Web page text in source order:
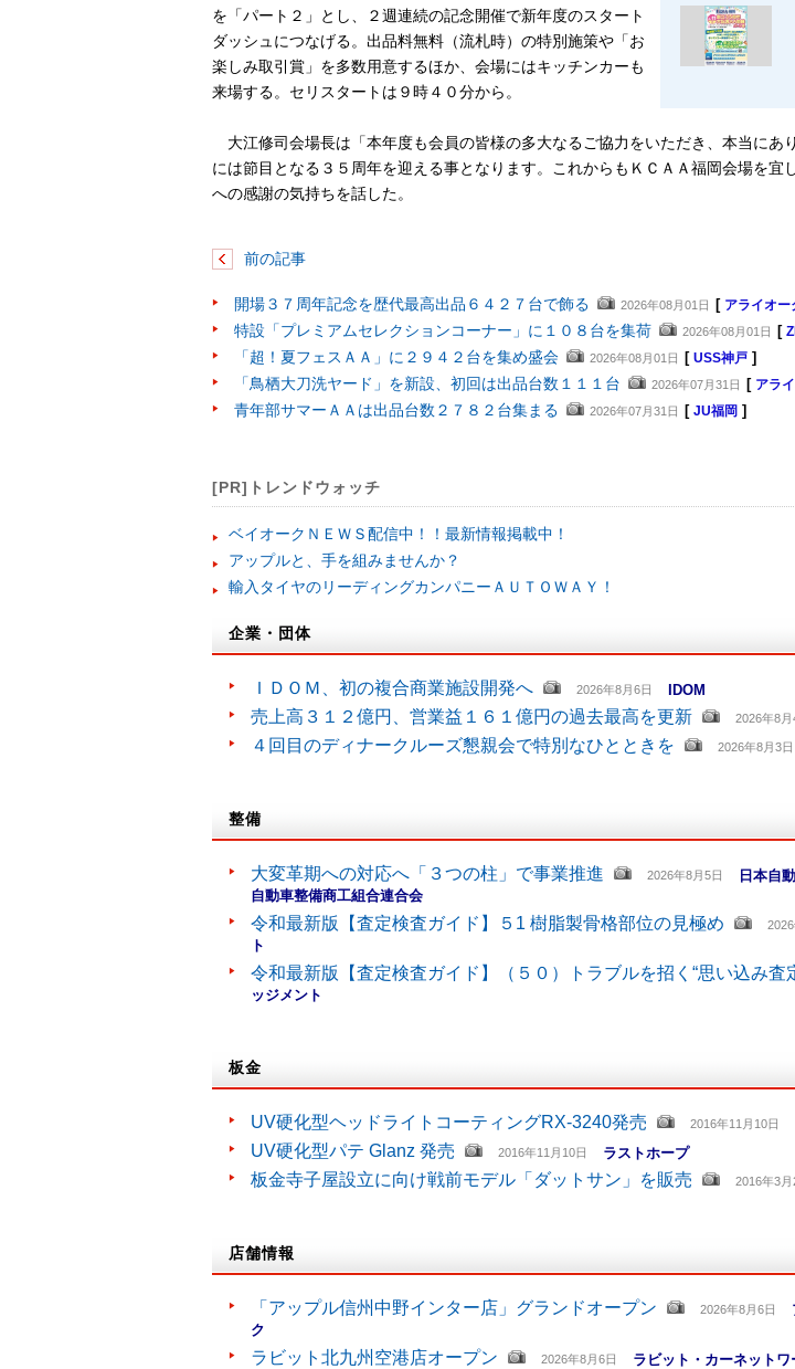
を「パート２」とし、２週連続の記念開催で新年度のスタート
ダッシュにつなげる。出品料無料（流札時）の特別施策や「お
楽しみ取引賞」を多数用意するほか、会場にはキッチンカーも
来場する。セリスタートは９時４０分から。
大江修司会場長は「本年度も会員の皆様の多大なるご協力をいただき、本当にあ
には節目となる３５周年を迎える事となります。これからもＫＣＡＡ福岡会場を宜
への感謝の気持ちを話した。
前の記事
開場３７周年記念を歴代最高出品６４２７台で飾る 2026年08月01日 [ アライオー
特設「プレミアムセレクションコーナー」に１０８台を集荷 2026年08月01日 [
「超！夏フェスＡＡ」に２９４２台を集め盛会 2026年08月01日 [ USS神戸 ]
「鳥栖大刀洗ヤード」を新設、初回は出品台数１１１台 2026年07月31日 [ アラ
青年部サマーＡＡは出品台数２７８２台集まる 2026年07月31日 [ JU福岡 ]
[PR]トレンドウォッチ
ベイオークＮＥＷＳ配信中！！最新情報掲載中！
アップルと、手を組みませんか？
輸入タイヤのリーディングカンパニーＡＵＴＯＷＡＹ！
企業・団体
ＩＤＯＭ、初の複合商業施設開発へ 2026年8月6日 IDOM
売上高３１２億円、営業益１６１億円の過去最高を更新 2026年8月
４回目のディナークルーズ懇親会で特別なひとときを 2026年8月3日
整備
大変革期への対応へ「３つの柱」で事業推進 2026年8月5日 日本自
自動車整備商工組合連合会
令和最新版【査定検査ガイド】５1 樹脂製骨格部位の見極め
ト
令和最新版【査定検査ガイド】（５０）トラブルを招く“思い込み査
ッジメント
板金
UV硬化型ヘッドライトコーティングRX-3240発売 2016年11月10日
UV硬化型パテ Glanz 発売 2016年11月10日 ラストホープ
板金寺子屋設立に向け戦前モデル「ダットサン」を販売 2016年3月
店舗情報
「アップル信州中野インター店」グランドオープン 2026年8月6日
ク
ラビット北九州空港店オープン
2026年8月6日 ラビット・カーネットワ